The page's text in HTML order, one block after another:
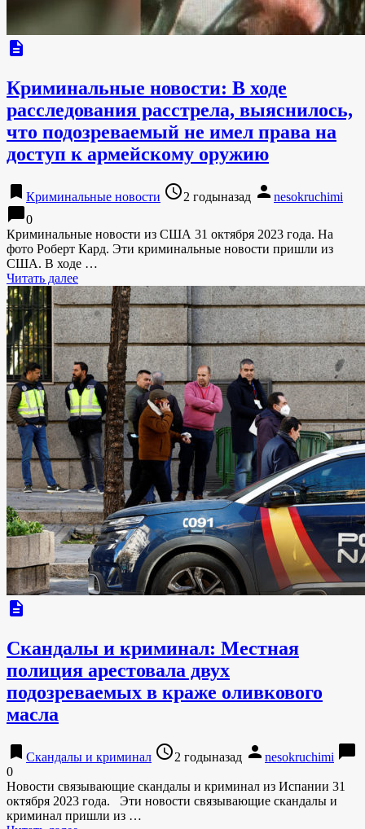
description
Криминальные новости: В ходе
расследования расстрела, выяснилось,
что подозреваемый не имел права на
доступ к армейскому оружию
bookmark Криминальные новости access_time2 годыназад person nesokruchimi
chat_bubble0
Криминальные новости из США 31 октября 2023 года. На
фото Роберт Кард. Эти криминальные новости пришли из
США. В ходе …
Читать далее
description
Скандалы и криминал: Местная
полиция арестовала двух
подозреваемых в краже оливкового
масла
bookmark Скандалы и криминал access_time2 годыназад person nesokruchimi chat_bubble
0
Новости связывающие скандалы и криминал из Испании 31
октября 2023 года. Эти новости связывающие скандалы и
криминал пришли из …